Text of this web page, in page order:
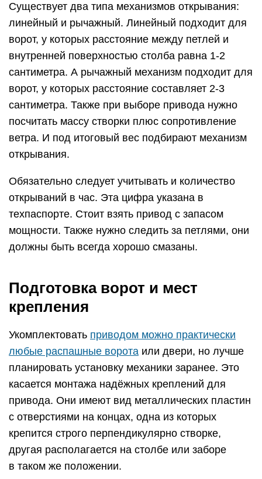
Существует два типа механизмов открывания:
линейный и рычажный. Линейный подходит для
ворот, у которых расстояние между петлей и
внутренней поверхностью столба равна 1-2
сантиметра. А рычажный механизм подходит для
ворот, у которых расстояние составляет 2-3
сантиметра. Также при выборе привода нужно
посчитать массу створки плюс сопротивление
ветра. И под итоговый вес подбирают механизм
открывания.
Обязательно следует учитывать и количество
открываний в час. Эта цифра указана в
техпаспорте. Стоит взять привод с запасом
мощности. Также нужно следить за петлями, они
должны быть всегда хорошо смазаны.
Подготовка ворот и мест
крепления
Укомплектовать приводом можно практически
любые распашные ворота или двери, но лучше
планировать установку механики заранее. Это
касается монтажа надёжных креплений для
привода. Они имеют вид металлических пластин
с отверстиями на концах, одна из которых
крепится строго перпендикулярно створке,
другая располагается на столбе или заборе
в таком же положении.